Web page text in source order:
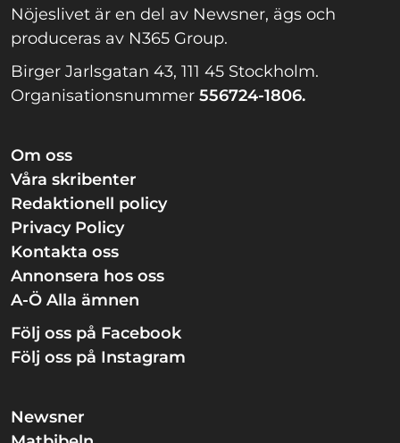
Nöjeslivet är en del av Newsner, ägs och
produceras av N365 Group.
Birger Jarlsgatan 43, 111 45 Stockholm.
Organisationsnummer 556724-1806.
Om oss
Våra skribenter
Redaktionell policy
Privacy Policy
Kontakta oss
Annonsera hos oss
A-Ö Alla ämnen
Följ oss på Facebook
Följ oss på Instagram
Newsner